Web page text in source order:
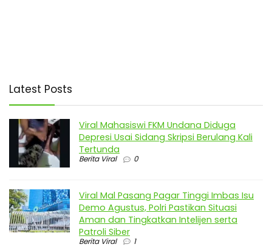
Latest Posts
Viral Mahasiswi FKM Undana Diduga
Depresi Usai Sidang Skripsi Berulang Kali
Tertunda
Berita Viral 0
Viral Mal Pasang Pagar Tinggi Imbas Isu
Demo Agustus, Polri Pastikan Situasi
Aman dan Tingkatkan Intelijen serta
Patroli Siber
Berita Viral 1